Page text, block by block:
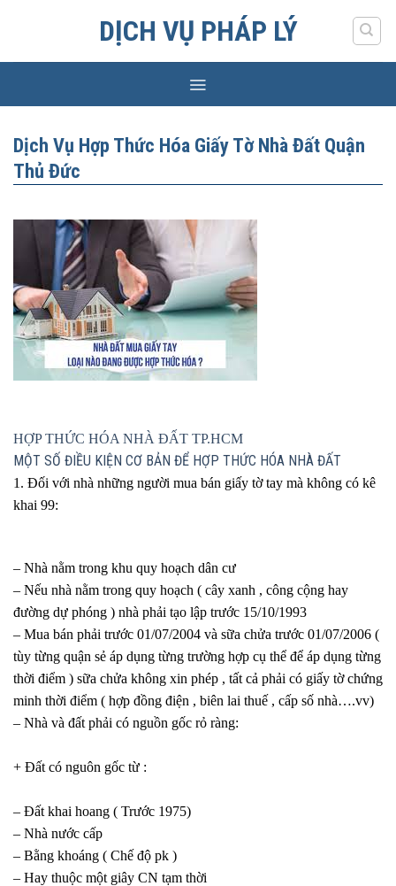
DỊCH VỤ PHÁP LÝ
Dịch Vụ Hợp Thức Hóa Giấy Tờ Nhà Đất Quận
Thủ Đức
HỢP THỨC HÓA NHÀ ĐẤT TP.HCM
MỘT SỐ ĐIỀU KIỆN CƠ BẢN ĐỂ HỢP THỨC HÓA NHÀ ĐẤT
1. Đối với nhà những người mua bán giấy tờ tay mà không có kê
khai 99:
– Nhà nằm trong khu quy hoạch dân cư
– Nếu nhà nằm trong quy hoạch ( cây xanh , công cộng hay
đường dự phóng ) nhà phải tạo lập trước 15/10/1993
– Mua bán phải trước 01/07/2004 và sữa chửa trước 01/07/2006 (
tùy từng quận sẻ áp dụng từng trường hợp cụ thể để áp dụng từng
thời điểm ) sữa chửa không xin phép , tất cả phải có giấy tờ chứng
minh thời điểm ( hợp đồng điện , biên lai thuế , cấp số nhà….vv)
– Nhà và đất phải có nguồn gốc rỏ ràng:
+ Đất có nguôn gốc từ :
– Đất khai hoang ( Trước 1975)
– Nhà nước cấp
– Bằng khoáng ( Chế độ pk )
– Hay thuộc một giây CN tạm thời